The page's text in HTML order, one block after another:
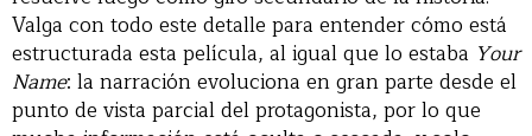
Valga con todo este detalle para entender cómo está
estructurada esta película, al igual que lo estaba Your
Name: la narración evoluciona en gran parte desde el
punto de vista parcial del protagonista, por lo que